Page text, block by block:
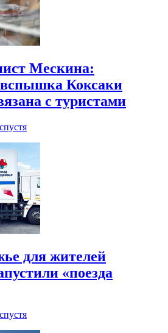
Мескина:
Коксаки
с туристами
для жителей
«поезда